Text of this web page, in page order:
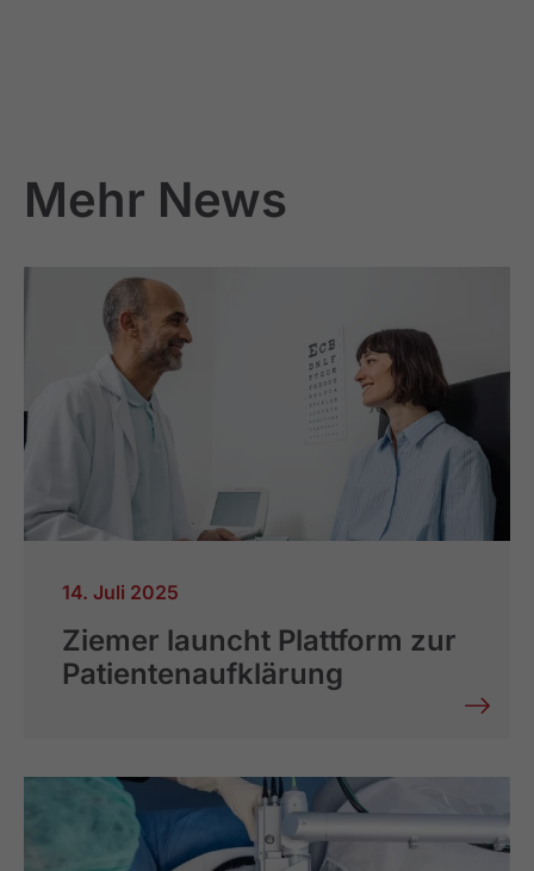
Mehr News
14. Juli 2025
Ziemer launcht Plattform zur
Patientenaufklärung